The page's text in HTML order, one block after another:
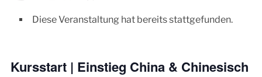
Diese Veranstaltung hat bereits stattgefunden.
Kursstart | Einstieg China & Chinesisch